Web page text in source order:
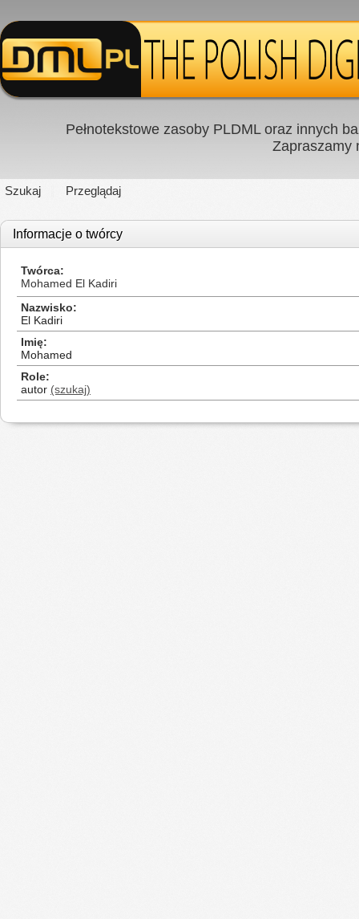
Pełnotekstowe zasoby PLDML oraz innych
Zapraszamy
Szukaj Przeglądaj
Informacje o twórcy
Twórca
Mohamed El Kadiri
Nazwisko
El Kadiri
Imię
Mohamed
Role
autor (szukaj)